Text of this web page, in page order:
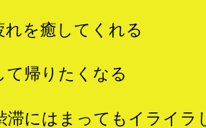
れを癒してくれる
て帰りたくなる
滞にはまってもイライラ